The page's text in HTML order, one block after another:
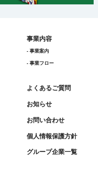
事業内容
- 事業案内
- 事業フロー
よくあるご質問
お知らせ
お問い合わせ
個人情報保護方針
グループ企業一覧